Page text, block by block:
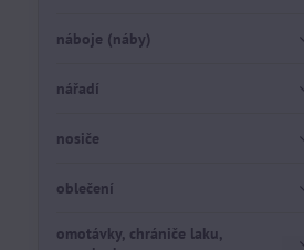
náboje (náby)
nářadí
nosiče
oblečení
omotávky, chrániče laku,